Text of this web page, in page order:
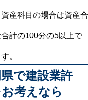
産科目の場合は資産合
計の100分の5以上で
。
で建設業許
考えなら